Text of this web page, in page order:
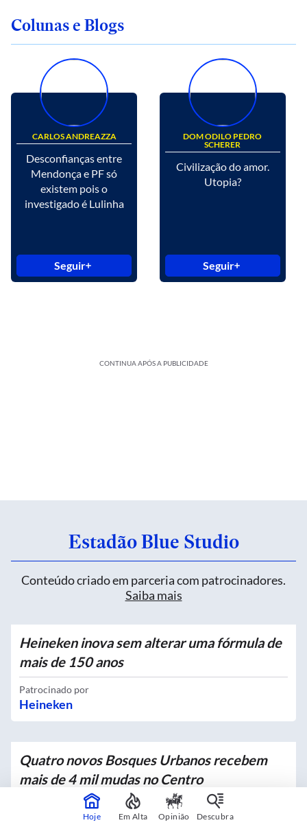
Colunas e Blogs
CARLOS ANDREAZZA
Desconfianças entre
Mendonça e PF só
existem pois o
investigado é Lulinha
Seguir
DOM ODILO PEDRO
SCHERER
Civilização do amor.
Utopia?
Seguir
CONTINUA APÓS A PUBLICIDADE
Estadão Blue Studio
Conteúdo criado em parceria com patrocinadores.
Saiba mais
Heineken inova sem alterar uma fórmula de
mais de 150 anos
Patrocinado por
Heineken
Quatro novos Bosques Urbanos recebem
mais de 4 mil mudas no Centro
Em parceria com
Prefeitura de São Paulo
Hoje Em Alta Opinião Descubra